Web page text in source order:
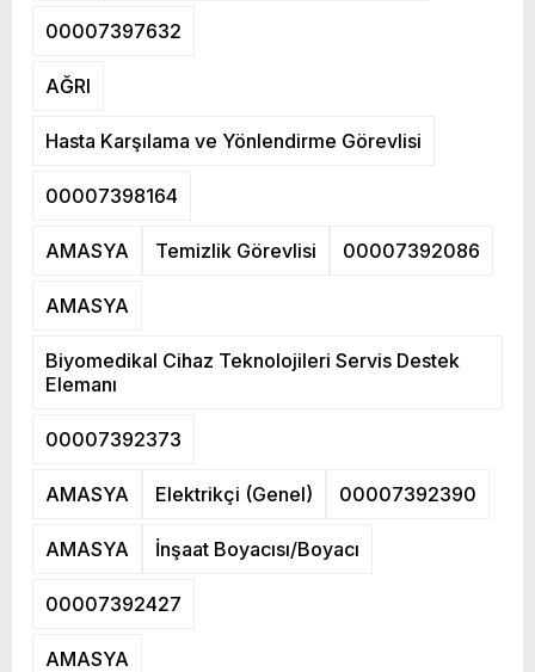
00007397632
AĞRI
Hasta Karşılama ve Yönlendirme Görevlisi
00007398164
AMASYA Temizlik Görevlisi 00007392086
AMASYA
Biyomedikal Cihaz Teknolojileri Servis Destek
Elemanı
00007392373
AMASYA Elektrikçi (Genel) 00007392390
AMASYA İnşaat Boyacısı/Boyacı
00007392427
AMASYA